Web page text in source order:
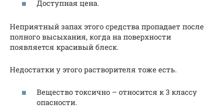
Доступная цена.
Неприятный запах этого средства пропадает после
полного высыхания, когда на поверхности
появляется красивый блеск.
Недостатки у этого растворителя тоже есть.
Вещество токсично – относится к 3 классу
опасности.